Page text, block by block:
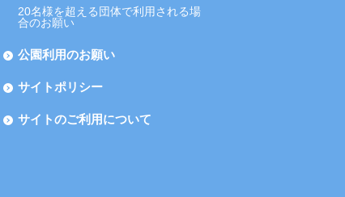
20名様を超える団体で利用される場
合のお願い
公園利用のお願い
サイトポリシー
サイトのご利用について